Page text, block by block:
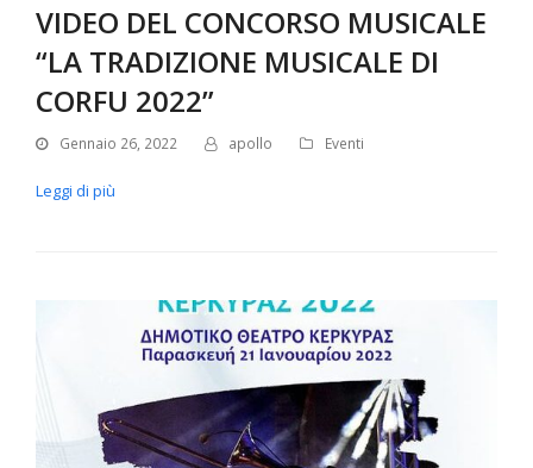
VIDEO DEL CONCORSO MUSICALE
“LA TRADIZIONE MUSICALE DI
CORFU 2022”
Gennaio 26, 2022 apollo Eventi
Leggi di più